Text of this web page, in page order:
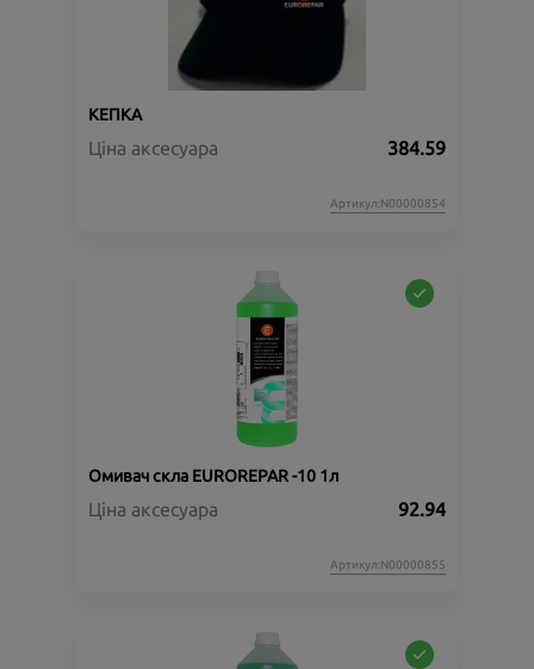
КЕПКА
Ціна аксесуара 384.59
Артикул:N00000854
Омивач скла EUROREPAR -10 1л
Ціна аксесуара 92.94
Артикул:N00000855